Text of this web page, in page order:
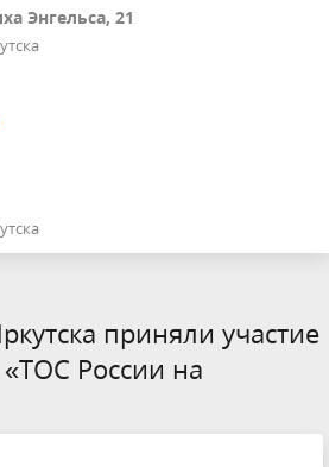
Энгельса, 21
приняли участие
России на